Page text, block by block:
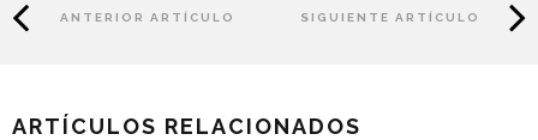
ANTERIOR ARTÍCULO SIGUIENTE ARTÍCULO
ARTÍCULOS RELACIONADOS